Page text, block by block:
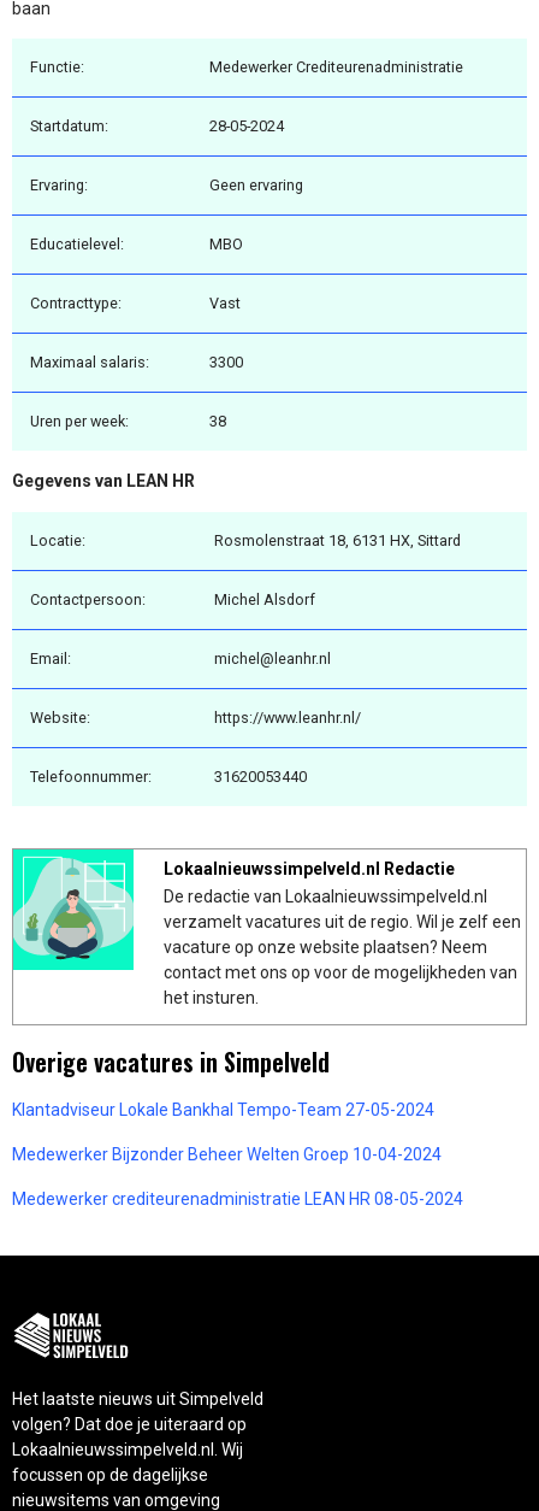
baan
Functie: Medewerker Crediteurenadministratie
Startdatum: 28-05-2024
Ervaring: Geen ervaring
Educatielevel: MBO
Contracttype: Vast
Maximaal salaris: 3300
Uren per week: 38
Gegevens van LEAN HR
Locatie: Rosmolenstraat 18, 6131 HX, Sittard
Contactpersoon: Michel Alsdorf
Email: michel@leanhr.nl
Website: https://www.leanhr.nl/
Telefoonnummer: 31620053440
Lokaalnieuwssimpelveld.nl Redactie
De redactie van Lokaalnieuwssimpelveld.nl
verzamelt vacatures uit de regio. Wil je zelf een
vacature op onze website plaatsen? Neem
contact met ons op voor de mogelijkheden van
het insturen.
Overige vacatures in Simpelveld
Klantadviseur Lokale Bankhal Tempo-Team 27-05-2024
Medewerker Bijzonder Beheer Welten Groep 10-04-2024
Medewerker crediteurenadministratie LEAN HR 08-05-2024
Het laatste nieuws uit Simpelveld
volgen? Dat doe je uiteraard op
Lokaalnieuwssimpelveld.nl. Wij
focussen op de dagelijkse
nieuwsitems van omgeving